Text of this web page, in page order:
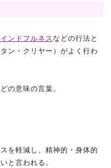
ンドフルネス などの行法と
ン・クリヤー）がよく行わ
の意味の言葉。
を軽減し、精神的・身体的
と言われる。